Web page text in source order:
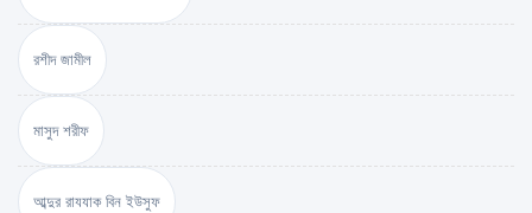
রশীদ জামীল
মাসুদ শরীফ
আব্দুর রাযযাক বিন ইউসুফ